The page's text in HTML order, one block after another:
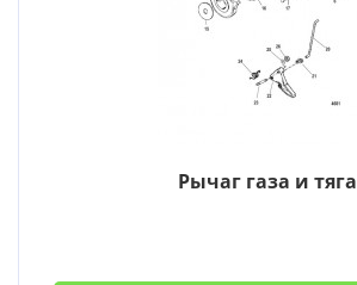
Рычаг газа и тяга